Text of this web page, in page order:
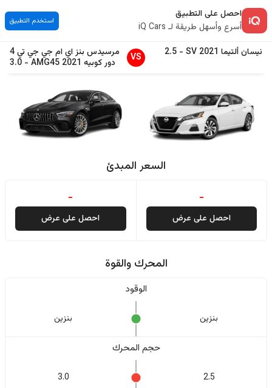
احصل على التطبيق
أسرع وأسهل طريقة لـ iQ Cars
استخدم التطبيق
نيسانألتيما 2021
SV
-
2.5
VS مرسيدس بنز
اي ام جي جي تي 4
دور كوبيه 2021
AMG45
-
3.0
السعر المبدئ
-
احصل على عرض
-
احصل على عرض
المحرك والقوة
الوقود
بنزين بنزين
حجم المحرك
2.5
3.0